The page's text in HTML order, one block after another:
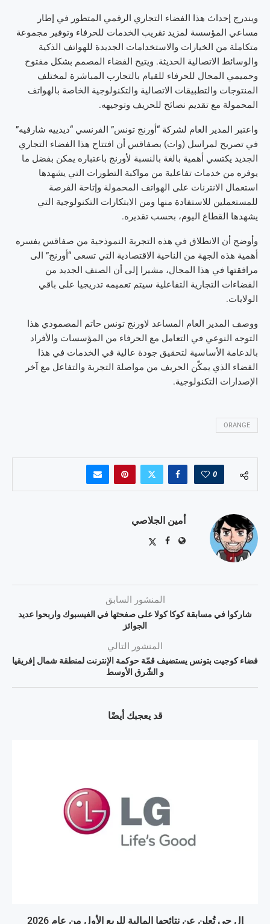
ويندرج إحداث هذا الفضاء التجاري الرقمي المتطور في إطار
مساعي المؤسسة لمزيد تقريب الخدمات للحرفاء وتوفير مجموعة
متكاملة من الخيارات والاستخدامات الجديدة للهواتف الذكية
والوسائط الاتصالية الحديثة. ويتيح الفضاء المصمم بشكل مفتوح
وحميمي المجال للحرفاء للقيام بالتجارب المباشرة لمختلف
المنتوجات والتطبيقات الاتصالية والتكنولوجية الخاصة بالهواتف
المحمولة مع تقديم نصائح للحريف وتوجيهه.
واعتبر المدير العام لشركة “أورنج تونس” الفرنسي “ديدييه شارفيه”
في تصريح لمراسل (وات) بصفاقس أن افتتاح هذا الفضاء التجاري
الجديد يكتسي أهمية بالغة بالنسبة لأورنج باعتباره يمكن بفضل ما
يوفره من خدمات تفاعلية من مواكبة التطورات التي يشهدها
استعمال الانترنات على الهواتف المحمولة وإتاحة الفرصة
للمستعملين للاستفادة منها ومن الابتكارات التكنولوجية التي
يشهدها القطاع اليوم، بحسب تقديره.
وأوضح أن الانطلاق في هذه التجربة النموذجية من صفاقس يفسره
أهمية هذه الجهة من الناحية الاقتصادية التي تسعى “أورنج” الى
مرافقتها في هذا المجال، مشيرا إلى أن الصنف الجديد من
الفضاءات التجارية التفاعلية سيتم تعميمه تدريجيا على باقي
الولايات.
ووصف المدير العام المساعد لاورنج تونس حاتم المصمودي هذا
التوجه النوعي في التعامل مع الحرفاء من المؤسسات والأفراد
بالدعامة الأساسية لتحقيق جودة عالية في الخدمات في هذا
الفضاء الذي يمكّن الحريف من مواصلة التجربة والتفاعل مع آخر
الإصدارات التكنولوجية.
ORANGE
0
أمين الجلاصي
المنشور السابق
شاركوا في مسابقة كوكا كولا على صفحتها في الفيسبوك واربحوا عديد
الجوائز
المنشور التالي
فضاء كوجيت بتونس يستضيف قمّة حوكمة الإنترنت لمنطقة شمال إفريقيا
و الشّرق الأوسط
قد يعجبك أيضًا
إل جي تُعلن عن نتائجها المالية للربع الأول من عام 2026